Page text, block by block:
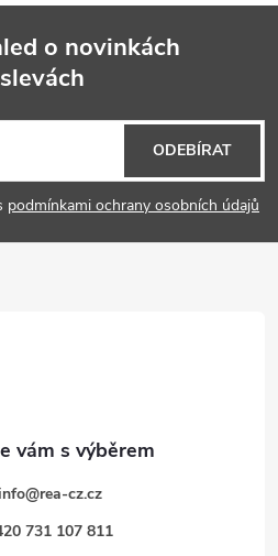
o novinkách
podmínkami ochrany osobních údajů
ODEBÍRAT
@rea-cz.cz
731 107 811